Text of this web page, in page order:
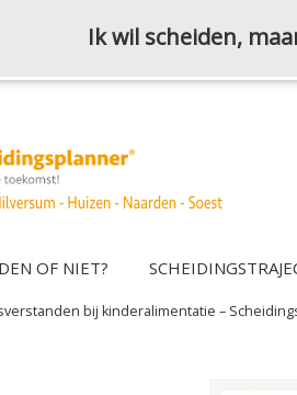
OF NIET?
bij kinderalimentatie –
Ik wil scheiden,